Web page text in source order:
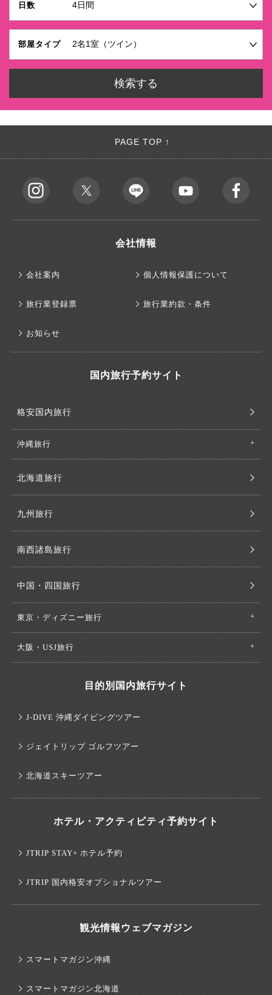
日数
部屋タイプ
PAGE TOP ↑
会社情報
会社案内 個人情報保護について
旅行業登録票 旅行業約款・条件
お知らせ
国内旅行予約サイト
格安国内旅行
沖縄旅行
北海道旅行
九州旅行
南西諸島旅行
中国・四国旅行
東京・ディズニー旅行
大阪・USJ旅行
目的別国内旅行サイト
J-DIVE 沖縄ダイビングツアー
ジェイトリップ ゴルフツアー
北海道スキーツアー
ホテル・アクティビティ予約サイト
JTRIP STAY+ ホテル予約
JTRIP 国内格安オプショナルツアー
観光情報ウェブマガジン
スマートマガジン沖縄
スマートマガジン北海道